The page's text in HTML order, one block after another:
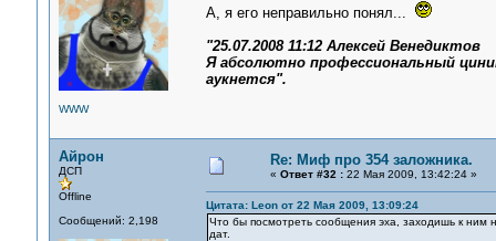
WWW
А, я его неправильно понял...
"25.07.2008 11:12 Алексей Венедиктов
Я абсолютно профессиональный
аукнется".
Айрон
ДСП
Offline
Сообщений: 2,198
Re: Миф про 354 заложника.
« Ответ #32 :22 Мая 2009, 13:42:24 »
Цитата: Leon от 22 Мая 2009, 13:09:24
Что бы посмотреть сообщения эха, заходишь к
дат.